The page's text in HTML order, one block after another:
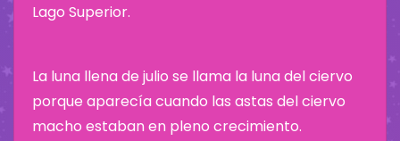
Lago Superior.
La luna llena de julio se llama la luna del ciervo
porque aparecía cuando las astas del ciervo
macho estaban en pleno crecimiento.